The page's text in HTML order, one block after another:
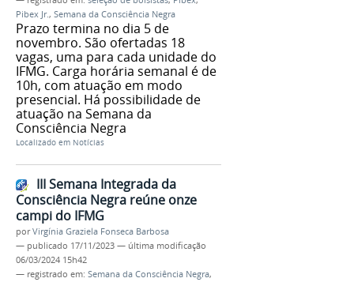
Pibex Jr., Semana da Consciência Negra
Prazo termina no dia 5 de
novembro. São ofertadas 18
vagas, uma para cada unidade do
IFMG. Carga horária semanal é de
10h, com atuação em modo
presencial. Há possibilidade de
atuação na Semana da
Consciência Negra
Localizado em Notícias
III Semana Integrada da
Consciência Negra reúne onze
campi do IFMG
porVirgínia Graziela Fonseca Barbosa
— publicado 17/11/2023 — última modificação
06/03/2024 15h42
— registrado em: Semana da Consciência Negra,